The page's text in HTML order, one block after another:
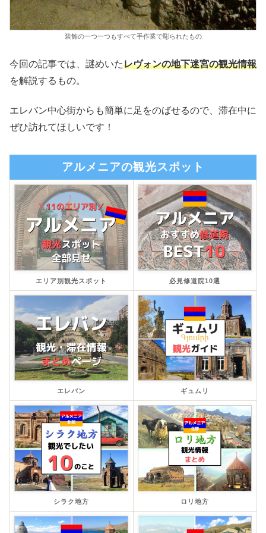
装飾の一つ一つもすべて手作業で彫られたもの
今回の記事では、謎めいたレヴォンの地下迷宮の観光情報
を解説するもの。
エレバン中心街からも簡単に足をのばせるので、滞在中に
ぜひ訪れてほしいです！
アルメニアの観光スポット
エリア別観光スポット 必見修道院10選
エレバン ギュムリ
シラク地方 ロリ地方